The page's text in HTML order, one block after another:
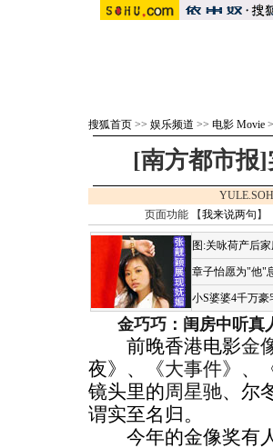
搜狐首页 >> 娱乐频道 >> 电影 Movie
[南方都市报
页面功能 【我来说两句 】
图:关咏荷产后
章子怡愿为"他"
小S婆婆4千万豪
金巧巧：闺房中听真
前晚香港电影金
夜》、
《大事件》 、
镜头里的周星驰、尔
谓实至名归。
今年的金像奖有人